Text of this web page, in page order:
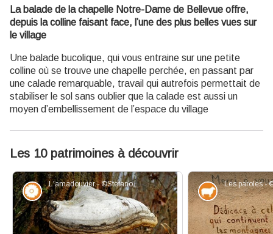
La balade de la chapelle Notre-Dame de Bellevue offre,
depuis la colline faisant face, l’une des plus belles vues sur
le village
Une balade bucolique, qui vous entraine sur une petite
colline où se trouve une chapelle perchée, en passant par
une calade remarquable, travail qui autrefois permettait de
stabiliser le sol sans oublier que la calade est aussi un
moyen d’embellissement de l’espace du village
Les 10 patrimoines à découvrir
L'amadouvier - ©Stefano Blanc - PNR Verdon
Flore Elevage et